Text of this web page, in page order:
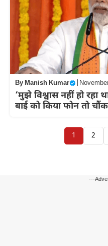
ByManish Kumar
‘मुझे विश्वास नहीं हो
बाई को किया फोन तो चौंक
1 2
---